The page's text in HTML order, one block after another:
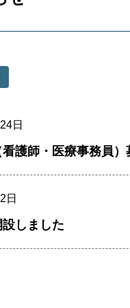
日
看護師・医療事務員）
日
しました